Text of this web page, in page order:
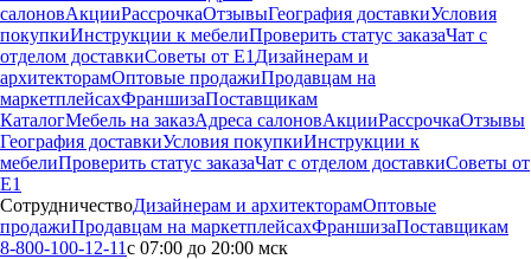
салоновАкцииРассрочкаОтзывыГеография доставкиУсловия
покупкиИнструкции к мебелиПроверить статус заказаЧат с
отделом доставкиСоветы от Е1 Дизайнерам и
архитекторамОптовые продажиПродавцам на
маркетплейсахФраншизаПоставщикам
КаталогМебель на заказАдреса салоновАкцииРассрочкаОтзывы
География доставкиУсловия покупкиИнструкции к
мебелиПроверить статус заказаЧат с отделом доставкиСоветы от
Е1
СотрудничествоДизайнерам и архитекторамОптовые
продажиПродавцам на маркетплейсахФраншизаПоставщикам
8-800-100-12-11с 07:00 до 20:00 мск